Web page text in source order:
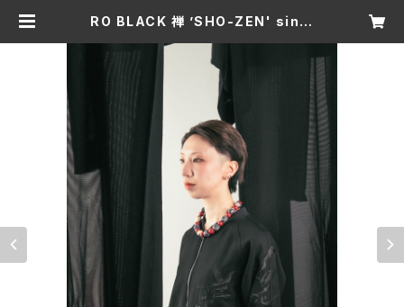
RO BLACK 禅 ’SHO-ZEN' singl
e) | izhaori